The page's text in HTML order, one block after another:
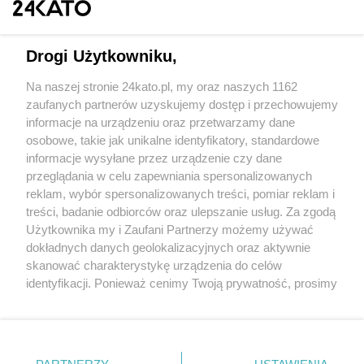
Wydawca mediów lokalnych
Nie zapomnij
zapoznać się z:
polityką prywatności regulamin korzystania z portali
Twojemiasto
Piekary Śląskie
Chorzów
Tarnowskie Góry
Skontaktuj sięz nami
Kontakt
Wydawca
Redakcja
Drogi Użytkowniku,
Na naszej stronie 24kato.pl, my oraz naszych 1162
zaufanych partnerów uzyskujemy dostęp i przechowujemy
informacje na urządzeniu oraz przetwarzamy dane
osobowe, takie jak unikalne identyfikatory, standardowe
informacje wysyłane przez urządzenie czy dane
przeglądania w celu zapewniania spersonalizowanych
reklam, wybór spersonalizowanych treści, pomiar reklam i
treści, badanie odbiorców oraz ulepszanie usług. Za zgodą
Użytkownika my i Zaufani Partnerzy możemy używać
dokładnych danych geolokalizacyjnych oraz aktywnie
skanować charakterystykę urządzenia do celów
identyfikacji. Ponieważ cenimy Twoją prywatność, prosimy
prywatności znajdujący się w lewym dolnym rogu strony